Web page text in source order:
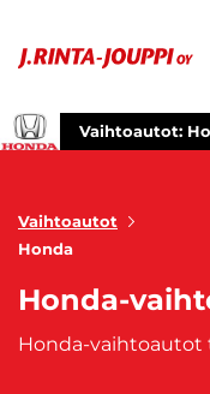
Vaihtoautot:
Vaihtoautot
Honda
Honda-